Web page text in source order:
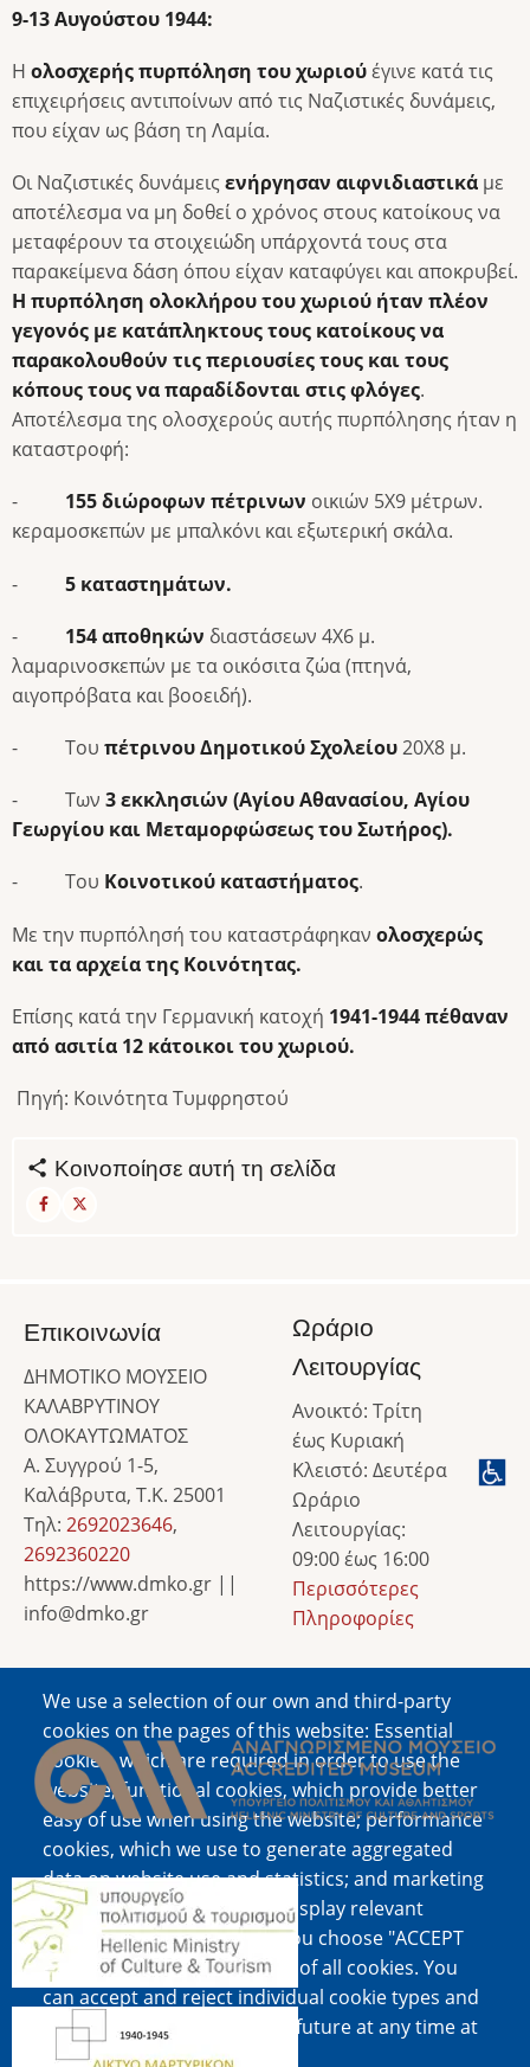
9-13 Αυγούστου 1944:
Η ολοσχερής πυρπόληση του χωριούέγινε κατά τις
επιχειρήσεις αντιποίνων από τις Ναζιστικές δυνάμεις,
που είχαν ως βάση τη Λαμία.
Οι Ναζιστικές δυνάμεις ενήργησαν αιφνιδιαστικά με
αποτέλεσμα να μη δοθεί ο χρόνος στους κατοίκους να
μεταφέρουν τα στοιχειώδη υπάρχοντά τους στα
παρακείμενα δάση όπου είχαν καταφύγει και αποκρυβεί.
Η πυρπόληση ολοκλήρου του χωριού ήταν πλέον
γεγονός με κατάπληκτους τους κατοίκους να
παρακολουθούν τις περιουσίες τους και τους
κόπους τους να παραδίδονται στις φλόγες.
Αποτέλεσμα της ολοσχερούς αυτής πυρπόλησης ήταν η
καταστροφή:
- 155 διώροφων πέτρινων οικιών 5Χ9 μέτρων.
κεραμοσκεπών με μπαλκόνι και εξωτερική σκάλα.
- 5 καταστημάτων.
- 154 αποθηκών διαστάσεων 4Χ6 μ.
λαμαρινοσκεπών με τα οικόσιτα ζώα (πτηνά,
αιγοπρόβατα και βοοειδή).
- Του πέτρινου Δημοτικού Σχολείου20Χ8 μ.
- Των 3 εκκλησιών (Αγίου Αθανασίου, Αγίου
Γεωργίου και Μεταμορφώσεως του Σωτήρος).
- Του Κοινοτικού καταστήματος.
Με την πυρπόλησή του καταστράφηκαν ολοσχερώς
και τα αρχεία της Κοινότητας.
Επίσης κατά την Γερμανική κατοχή 1941-1944 πέθαναν
από ασιτία 12 κάτοικοι του χωριού.
Πηγή: Κοινότητα Τυμφρηστού
Κοινοποίησε αυτή τη σελίδα
We use a selection of our own and third-party
cookies on the pages of this website: Essential
cookies, which are required in order to use the
website; functional cookies, which provide better
easy of use when using the website; performance
cookies, which we use to generate aggregated
data on website use and statistics; and marketing
cookies, which are used to display relevant
content and advertising. If you choose "ACCEPT
ALL", you consent to the use of all cookies. You
can accept and reject individual cookie types and
revoke your consent for the future at any time at
"Settings".
Επικοινωνία
ΔΗΜΟΤΙΚΟ ΜΟΥΣΕΙΟ
ΚΑΛΑΒΡΥΤΙΝΟΥ
ΟΛΟΚΑΥΤΩΜΑΤΟΣ
Α. Συγγρού 1-5,
Καλάβρυτα, Τ.Κ. 25001
Τηλ: 2692023646,
2692360220
https://www.dmko.gr ||
info@dmko.gr
Ωράριο
Λειτουργίας
Ανοικτό: Τρίτη
έως Κυριακή
Κλειστό: Δευτέρα
Ωράριο
Λειτουργίας:
09:00 έως 16:00
Περισσότερες
Πληροφορίες
Image
Image
Image